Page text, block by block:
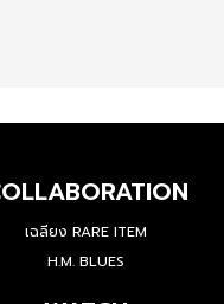
COLLABORATION
เฉลียง RARE ITEM